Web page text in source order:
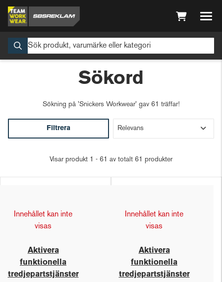
Sökord
Sökning på 'Snickers Workwear' gav 61 träffar!
Filtrera
Visar produkt 1 - 61 av totalt 61 produkter
Innehållet kan inte
visas
Aktivera
funktionella
tredjepartstjänster
Innehållet kan inte
visas
Aktivera
funktionella
tredjepartstjänster